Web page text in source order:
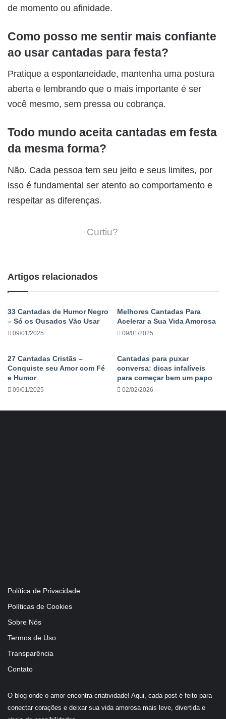
de momento ou afinidade.
Como posso me sentir mais confiante
ao usar cantadas para festa?
Pratique a espontaneidade, mantenha uma postura
aberta e lembrando que o mais importante é ser
você mesmo, sem pressa ou cobrança.
Todo mundo aceita cantadas em festa
da mesma forma?
Não. Cada pessoa tem seu jeito e seus limites, por
isso é fundamental ser atento ao comportamento e
respeitar as diferenças.
Curtiu?
Artigos relacionados
33 Cantadas de Humor Negro
– Só os Ousados Vão Usar
09/01/2025
Melhores Cantadas Para
Acelerar a Sua Vida Amorosa
09/01/2025
27 Cantadas Cristãs –
Conquiste seu Amor com Fé
e Humor
09/01/2025
Cantadas para puxar
conversa: dicas infalíveis
para começar bem um papo
02/02/2026
Política de Privacidade
Políticas de Cookies
Sobre Nós
Termos de Uso
Transparência
Contato
O blog onde o amor encontra criatividade! Aqui, cada post é feito para
conectar corações e deixar sua vida amorosa mais leve, divertida e